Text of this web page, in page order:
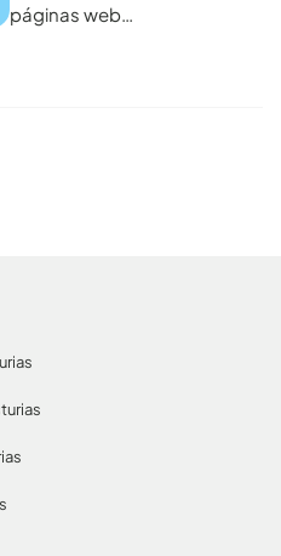
páginas web…